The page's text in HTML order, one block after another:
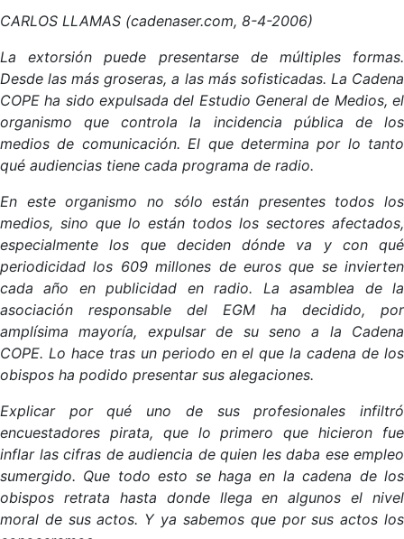
CARLOS LLAMAS (cadenaser.com, 8-4-2006)
La extorsión puede presentarse de múltiples formas.
Desde las más groseras, a las más sofisticadas. La Cadena
COPE ha sido expulsada del Estudio General de Medios, el
organismo que controla la incidencia pública de los
medios de comunicación. El que determina por lo tanto
qué audiencias tiene cada programa de radio.
En este organismo no sólo están presentes todos los
medios, sino que lo están todos los sectores afectados,
especialmente los que deciden dónde va y con qué
periodicidad los 609 millones de euros que se invierten
cada año en publicidad en radio. La asamblea de la
asociación responsable del EGM ha decidido, por
amplísima mayoría, expulsar de su seno a la Cadena
COPE. Lo hace tras un periodo en el que la cadena de los
obispos ha podido presentar sus alegaciones.
Explicar por qué uno de sus profesionales infiltró
encuestadores pirata, que lo primero que hicieron fue
inflar las cifras de audiencia de quien les daba ese empleo
sumergido. Que todo esto se haga en la cadena de los
obispos retrata hasta donde llega en algunos el nivel
moral de sus actos. Y ya sabemos que por sus actos los